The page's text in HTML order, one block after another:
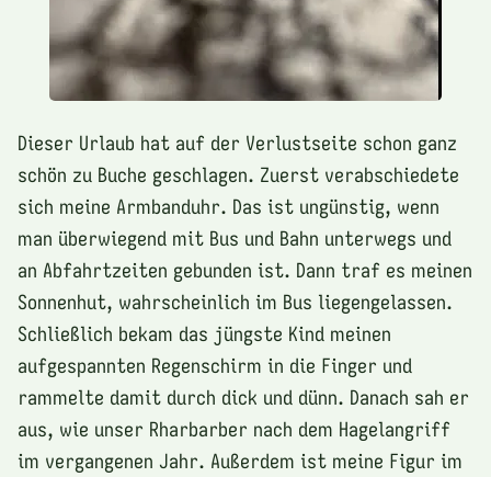
Dieser Urlaub hat auf der Verlustseite schon ganz
schön zu Buche geschlagen. Zuerst verabschiedete
sich meine Armbanduhr. Das ist ungünstig, wenn
man überwiegend mit Bus und Bahn unterwegs und
an Abfahrtzeiten gebunden ist. Dann traf es meinen
Sonnenhut, wahrscheinlich im Bus liegengelassen.
Schließlich bekam das jüngste Kind meinen
aufgespannten Regenschirm in die Finger und
rammelte damit durch dick und dünn. Danach sah er
aus, wie unser Rharbarber nach dem Hagelangriff
im vergangenen Jahr. Außerdem ist meine Figur im